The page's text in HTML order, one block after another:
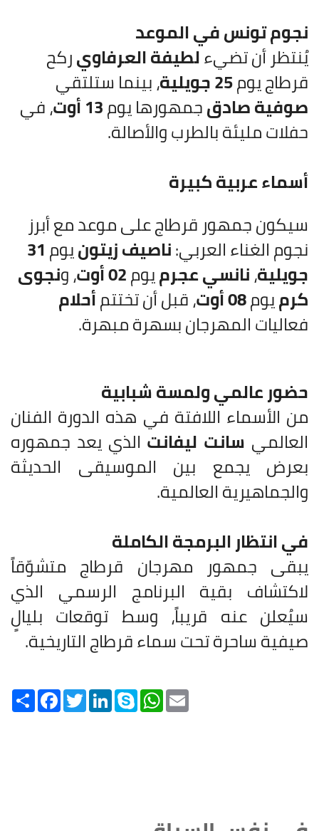
نجوم تونس في الموعد
يُنتظر أن تضيءلطيفة العرفاويركح
قرطاج يوم25 جويلية ، بينما ستلتقي
صوفية صادقجمهورها يوم13 أوت ، في
حفلات مليئة بالطرب والأصالة.
أسماء عربية كبيرة
سيكون جمهور قرطاج على موعد مع أبرز
نجوم الغناء العربي:ناصيف زيتونيوم 31
جويلية،نانسي عجرميوم02 أوت ، ونجوى
كرميوم08 أوت ، قبل أن تختتمأحلام
فعاليات المهرجان بسهرة مبهرة.
حضور عالمي ولمسة شبابية
من الأسماء اللافتة في هذه الدورة الفنان
العالمي سانت ليفانت الذي يعد جمهوره
بعرض يجمع بين الموسيقى الحديثة
والجماهيرية العالمية.
في انتظار البرمجة الكاملة
يبقى جمهور مهرجان قرطاج متشوّقاً
لاكتشاف بقية البرنامج الرسمي الذي
سيُعلن عنه قريباً، وسط توقعات بليالٍ
صيفية ساحرة تحت سماء قرطاج التاريخية.
Share FacebookTwitterLinkedInSkype WhatsApp